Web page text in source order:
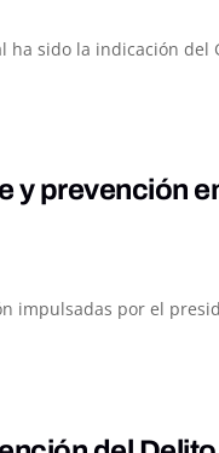
ha sido la indicación del
y prevención
impulsadas por el